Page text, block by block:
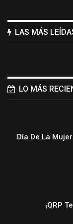
LAS MÁS
LO MÁS
Día De La
¡QRP